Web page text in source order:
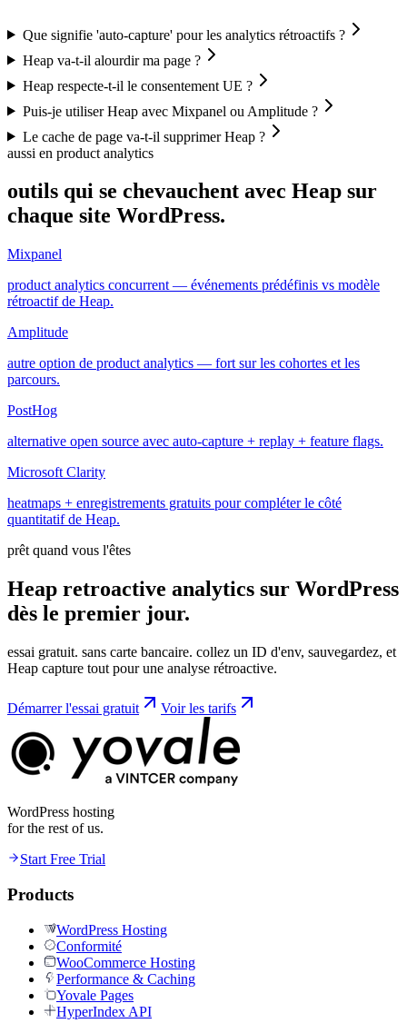
Que signifie 'auto-capture' pour les analytics rétroactifs ?
Heap va-t-il alourdir ma page ?
Heap respecte-t-il le consentement UE ?
Puis-je utiliser Heap avec Mixpanel ou Amplitude ?
Le cache de page va-t-il supprimer Heap ?
aussi en product analytics
outils qui se chevauchent avec Heap sur
chaque site WordPress.
Mixpanel
product analytics concurrent — événements prédéfinis vs modèle
rétroactif de Heap.
Amplitude
autre option de product analytics — fort sur les cohortes et les
parcours.
PostHog
alternative open source avec auto-capture + replay + feature flags.
Microsoft Clarity
heatmaps + enregistrements gratuits pour compléter le côté
quantitatif de Heap.
prêt quand vous l'êtes
Heap retroactive analytics sur WordPress
dès le premier jour.
essai gratuit. sans carte bancaire. collez un ID d'env, sauvegardez, et
Heap capture tout pour une analyse rétroactive.
Démarrer l'essai gratuit Voir les tarifs
WordPress hosting
for the rest of us.
Start Free Trial
Products
WordPress Hosting
Conformité
WooCommerce Hosting
Performance & Caching
Yovale Pages
HyperIndex API